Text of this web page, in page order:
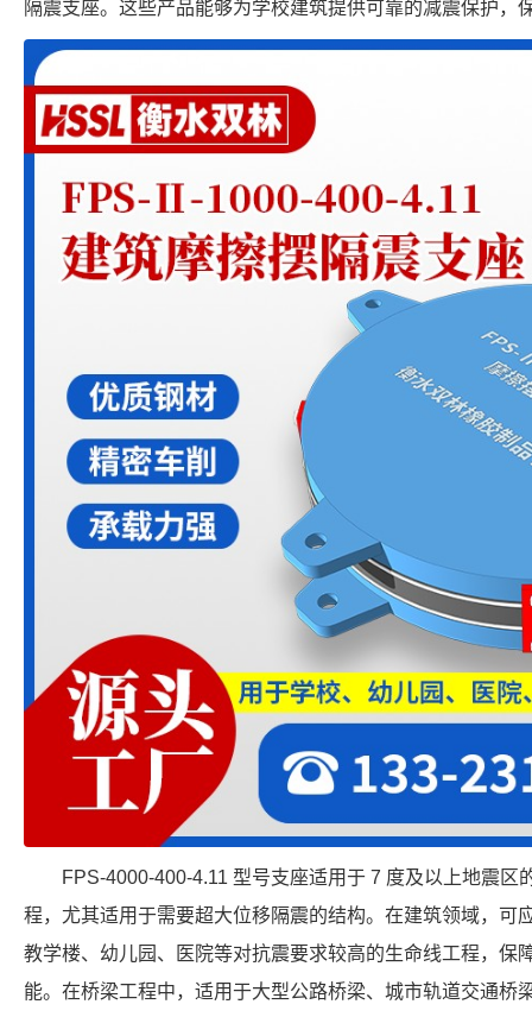
隔震支座。这些产品能够为学校建筑提供可靠的减震保护，
FPS-4000-400-4.11 型号支座适用于 7 度及以上地震区
程，尤其适用于需要超大位移隔震的结构。在建筑领域，可
教学楼、幼儿园、医院等对抗震要求较高的生命线工程，保
能。在桥梁工程中，适用于大型公路桥梁、城市轨道交通桥